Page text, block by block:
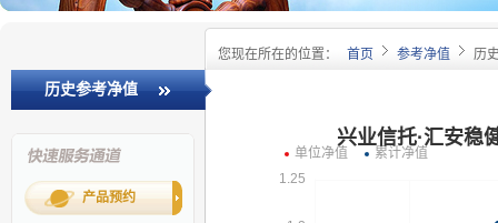
您现在所在的位置： 首页 参考净值 历
历史参考净值
产品预约